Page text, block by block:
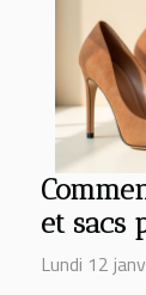
et sacs
Lundi 12